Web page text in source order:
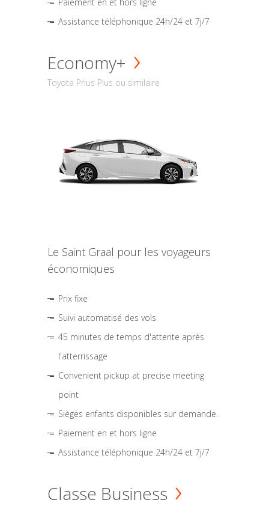
Assistance téléphonique 24h/24 et 7j/7
Economy+
Toyota Prius Plus ou similaire
Le Saint Graal pour les voyageurs
économiques
Prix fixe
Suivi automatisé des vols
45 minutes de temps d'attente après
l'atterrissage
Convenient pickup at precise meeting
point
Sièges enfants disponibles sur demande.
Paiement en et hors ligne
Assistance téléphonique 24h/24 et 7j/7
Classe Business